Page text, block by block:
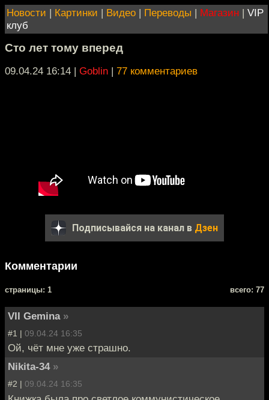
Новости | Картинки | Видео | Переводы | Магазин | VIP
клуб
Сто лет тому вперед
09.04.24 16:14 | Goblin | 77 комментариев
Подписывайся на канал в Дзен
Комментарии
cтраницы: 1 всего: 77
VII Gemina »
#1 | 09.04.24 16:35
Ой, чёт мне уже страшно.
Nikita-34 »
#2 | 09.04.24 16:35